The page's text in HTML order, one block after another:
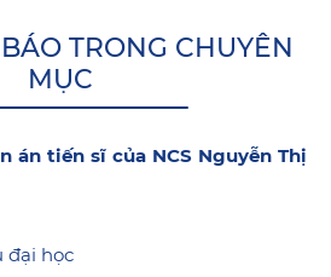
TRONG CHUYÊN
MỤC
án tiến sĩ của NCS Nguyễn Thị
đại học